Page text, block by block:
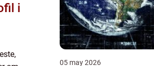
i
05 may 2026